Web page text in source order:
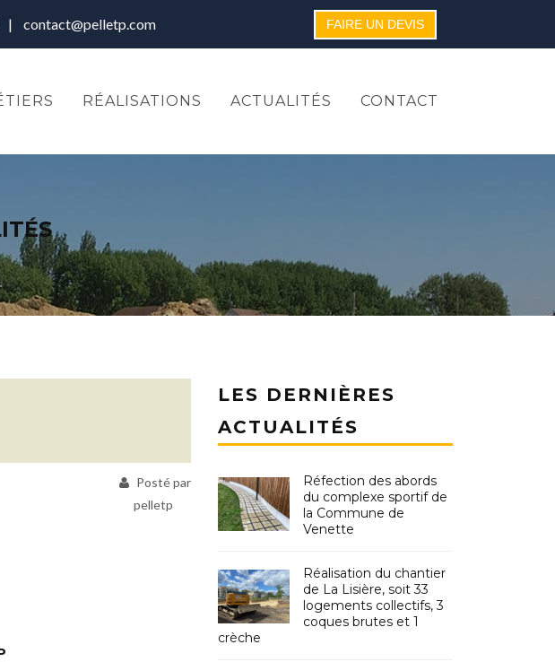
| contact@pelletp.com FAIRE UN DEVIS
RÉALISATIONS ACTUALITÉS CONTACT
Posté par
pelletp
LES DERNIÈRES
ACTUALITÉS
Réfection des abords
du complexe sportif de
la Commune de
Venette
Réalisation du chantier
de La Lisière, soit 33
logements collectifs, 3
coques brutes et 1
crèche